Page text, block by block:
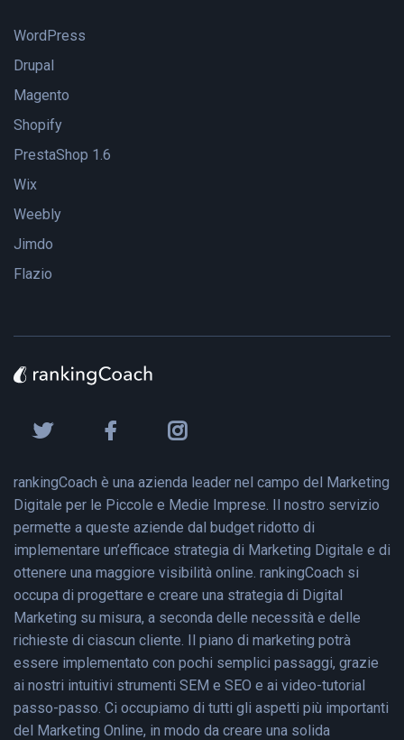
WordPress
Drupal
Magento
Shopify
PrestaShop 1.6
Wix
Weebly
Jimdo
Flazio
rankingCoach è una azienda leader nel campo del Marketing
Digitale per le Piccole e Medie Imprese. Il nostro servizio
permette a queste aziende dal budget ridotto di
implementare un’efficace strategia di Marketing Digitale e di
ottenere una maggiore visibilità online. rankingCoach si
occupa di progettare e creare una strategia di Digital
Marketing su misura, a seconda delle necessità e delle
richieste di ciascun cliente. Il piano di marketing potrà
essere implementato con pochi semplici passaggi, grazie
ai nostri intuitivi strumenti SEM e SEO e ai video-tutorial
passo-passo. Ci occupiamo di tutti gli aspetti più importanti
del Marketing Online, in modo da creare una solida